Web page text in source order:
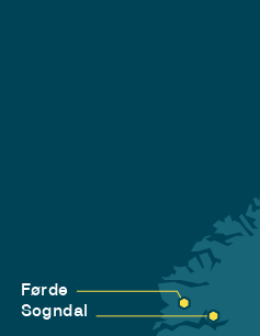
Førde
Sogndal